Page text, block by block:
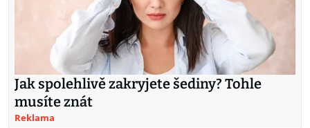
Jak spolehlivě zakryjete šediny? Tohle
musíte znát
Reklama